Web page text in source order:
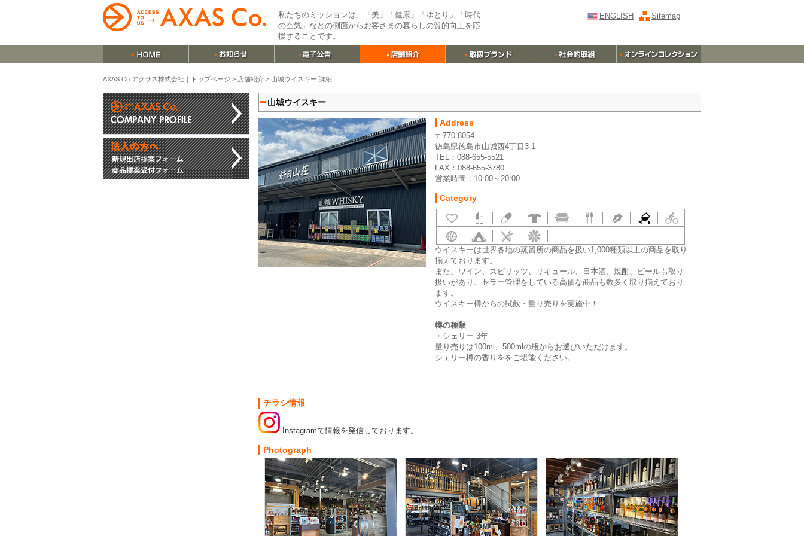
私たちのミッションは、「美」「健康」「ゆとり」「時代
の空気」などの側面からお客さまの暮らしの質的向上を応
援することです。
ENGLISH Sitemap
AXAS Co.アクサス株式会社｜トップページ > 店舗紹介 > 山城ウイスキー 詳細
山城ウイスキー
Address
〒770-8054
徳島県徳島市山城西4丁目3-1
TEL：088-655-5521
FAX：088-655-3780
営業時間：10:00～20:00
Category
ウイスキーは世界各地の蒸留所の商品を扱い1,000種類以上の商品を取り
揃えております。
また、ワイン、スピリッツ、リキュール、日本酒、焼酎、ビールも取り
扱いがあり、セラー管理をしている高価な商品も数多く取り揃えており
ます。
ウイスキー樽からの試飲・量り売りを実施中！
樽の種類
・シェリー 3年
量り売りは100ml、500mlの瓶からお選びいただけます。
シェリー樽の香りををご堪能ください。
チラシ情報
Instagramで情報を発信しております。
Photograph